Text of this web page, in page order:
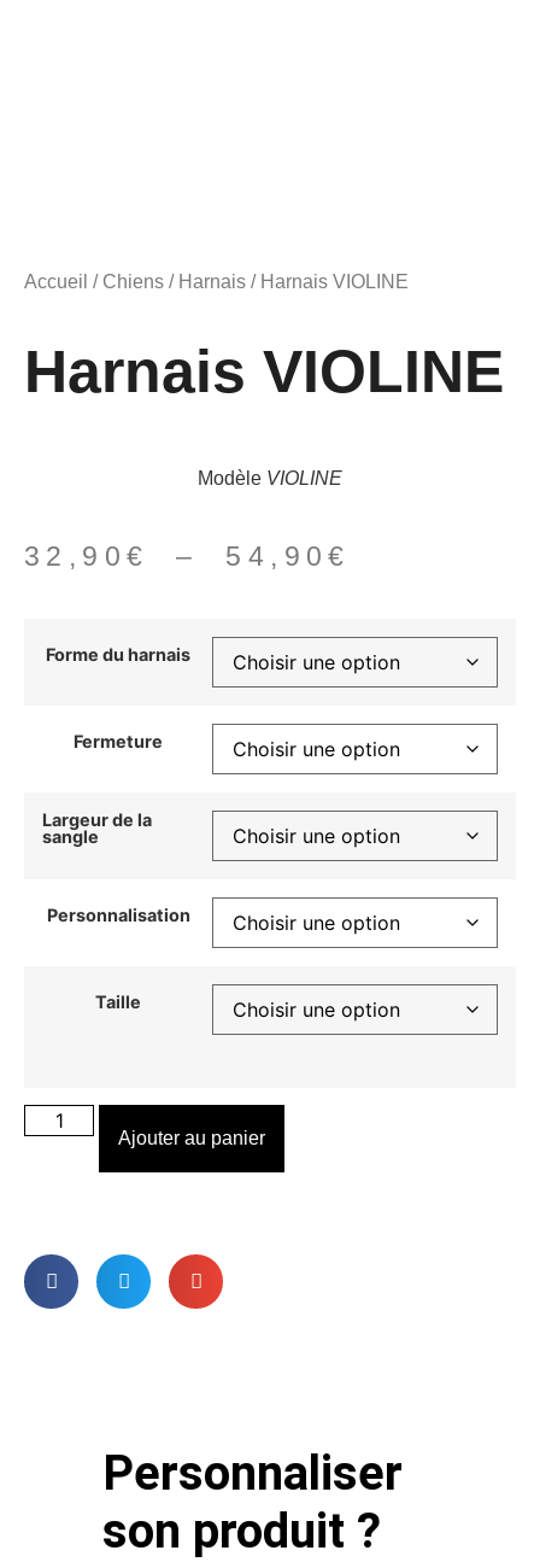
Accueil / Chiens / Harnais / Harnais VIOLINE
Harnais VIOLINE
Modèle VIOLINE
32,90 € – 54,90€
Forme du harnais
Fermeture
Largeur de la
sangle
Personnalisation
Taille
Ajouter au panier
Personnaliser
son produit ?